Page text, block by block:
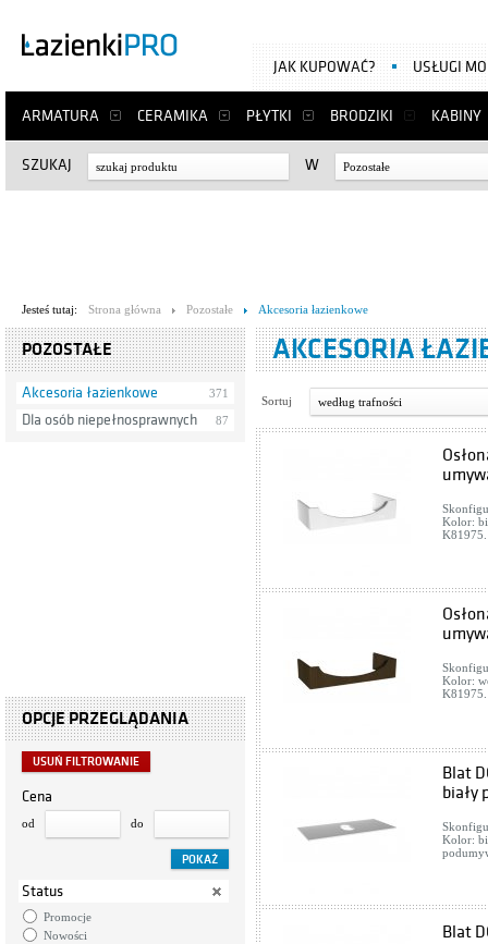
ARMATURA CERAMIKA PŁYTKI BRODZIKI KABINY
JAK KUPOWAĆ? USŁUGI
SZUKAJ W Pozostałe
Jesteś tutaj: Strona główna Pozostałe Akcesoria łazienkowe
POZOSTAŁE
Akcesoria łazienkowe 371
Dla osób niepełnosprawnych 87
OPCJE PRZEGLĄDANIA
USUŃ FILTROWANIE
Cena
od do
Status
Promocje
Nowości
AKCESORIA
Sortuj według trafności
Kolor:
K81975.
Kolor:
K81975.
Blat
biały
Kolor:
Blat